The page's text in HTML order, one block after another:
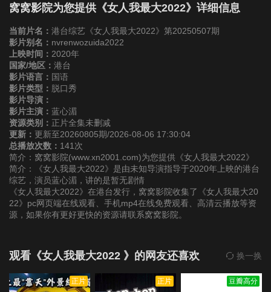
第20220107期 第20220110(微女人)
期
第20220110期
第20220112期
第20220117期
第20220120期 第20220121期 第20220124(微女人)
期
第20220124期 第20220125期 第20220126期
第20220207期 第20220208期 第20220209期
窝窝影院为您提供《女人我最大2022》详细信息
当前片名： 港台综艺《女人我最大2022》第20250507期
影片别名： nvrenwozuida2022
上映时间： 2020年
国家/地区： 港台
影片语言： 国语
影片类型： 脱口秀
影片导演：
影片主演： 蓝心湄
资源类别： 正片全集未删减
更新： 更新至20260805期/2026-08-06 17:30:04
总播放次数： 141次
简介：窝窝影院(www.xn2001.com)为您提供《女人我最大2022》
简介：《女人我最大2022》是由未知导演指导于2020年上映的港台
综艺，演员蓝心湄，讲的是暂无剧情
《女人我最大2022》在港台发行，窝窝影院收集了《女人我最大20
22》pc网页端在线观看、手机mp4在线免费观看、高清云播放等资
源，如果你有更好更快的资源请联系窝窝影院。
观看《女人我最大2022 》的网友还喜欢 换一换
正片 正片 豆瓣高分